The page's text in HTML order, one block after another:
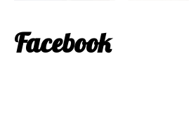
Facebook